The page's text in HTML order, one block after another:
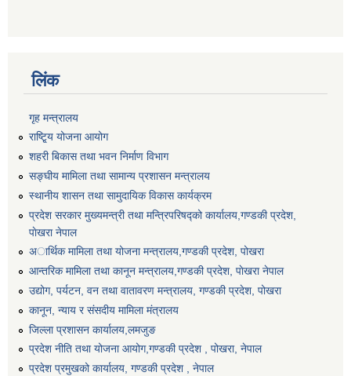
लिंक
गृह मन्त्रालय
राष्टि्ृय योजना आयोग
शहरी बिकास तथा भवन निर्माण विभाग
सङ्घीय मामिला तथा सामान्य प्रशासन मन्त्रालय
स्थानीय शासन तथा सामुदायिक विकास कार्यक्रम
प्रदेश सरकार मुख्यमन्त्री तथा मन्त्रिपरिषद्को कार्यालय,गण्डकी प्रदेश,
पाेखरा नेपाल
अार्थिक मामिला तथा योजना मन्त्रालय,गण्डकी प्रदेश, पोखरा
आन्तरिक मामिला तथा कानून मन्त्रालय,गण्डकी प्रदेश, पाेखरा नेपाल
उद्योग, पर्यटन, वन तथा वातावरण मन्त्रालय, गण्डकी प्रदेश, पोखरा
कानून, न्याय र संसदीय मामिला मंत्रालय
जिल्ला प्रशासन कार्यालय,लमजुङ
प्रदेश नीति तथा योजना आयोग,गण्डकी प्रदेश , पोखरा, नेपाल
प्रदेश प्रमुखको कार्यालय, गण्डकी प्रदेश , नेपाल